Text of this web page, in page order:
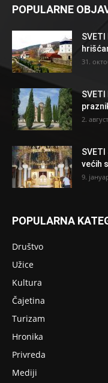
POPULARNE
SVETI
31.
SVETI
2.
SVETI
većih
9.
POPULARNA
Društvo
Užice
Kultura
Čajetina
Turizam
Hronika
Privreda
Mediji